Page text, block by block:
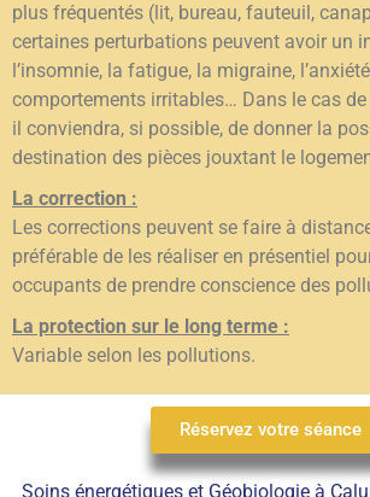
plus fréquentés (lit, bureau, fauteuil,
certaines perturbations peuvent avoir un
l’insomnie, la fatigue, la migraine,
comportements irritables… Dans le cas
il conviendra, si possible, de donner la
destination des pièces jouxtant le
La correction :
Les corrections peuvent se faire à
préférable de les réaliser en présentiel
occupants de prendre conscience des
La protection sur le long terme :
Variable selon les pollutions.
Réservez votre séance
Soins énergétiques et Géobiologie à